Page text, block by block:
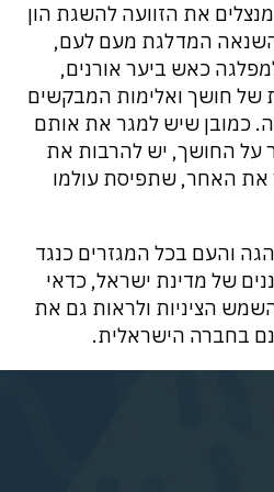
את הזוועה להשגת הון
השנאה המדלגת מעם לעם,
כאש ביער אורנים,
של חושך ואלימות המבקשים
כמובן שיש למגר את אותם
על החושך, יש להרבות את
את האחר, שתפיסת עולמו
והעם בכל המגזרים כנגד
של מדינת ישראל, כדאי
הציניות ולראות גם את
בחברה הישראלית.